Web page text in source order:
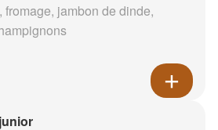
fromage, jambon de dinde,